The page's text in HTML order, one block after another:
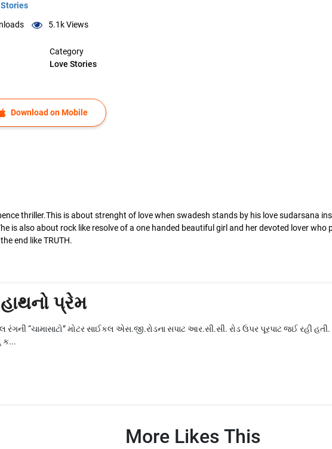
5.1kViews
Category
Love Stories
Download on Mobile
thriller.This is about strenght of love when swadesh stands by his love sudarsana
is also about rock like resolve of a one handed beautiful girl and her devoted lover
end like TRUTH.
પ્રેમ
રંગની “ચામાસાટો” મોટર સાઈકલ એસ.જી.રોડના સપાટ આર.સી.સી. રોડ ઉપર પૂરપાટ જઈ રહી
More Likes This